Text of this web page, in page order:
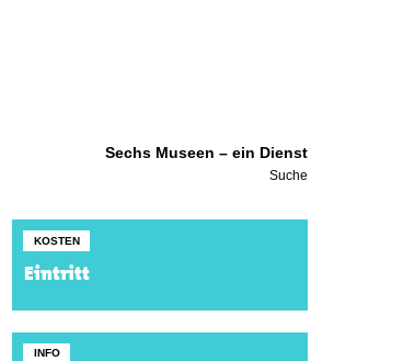
Sechs Museen – ein Dienst
Suche
KOSTEN
Eintritt
INFO